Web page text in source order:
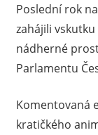
Poslední rok
zahájili
nádherné
Parlamentu
Komentovaná
kratičkého